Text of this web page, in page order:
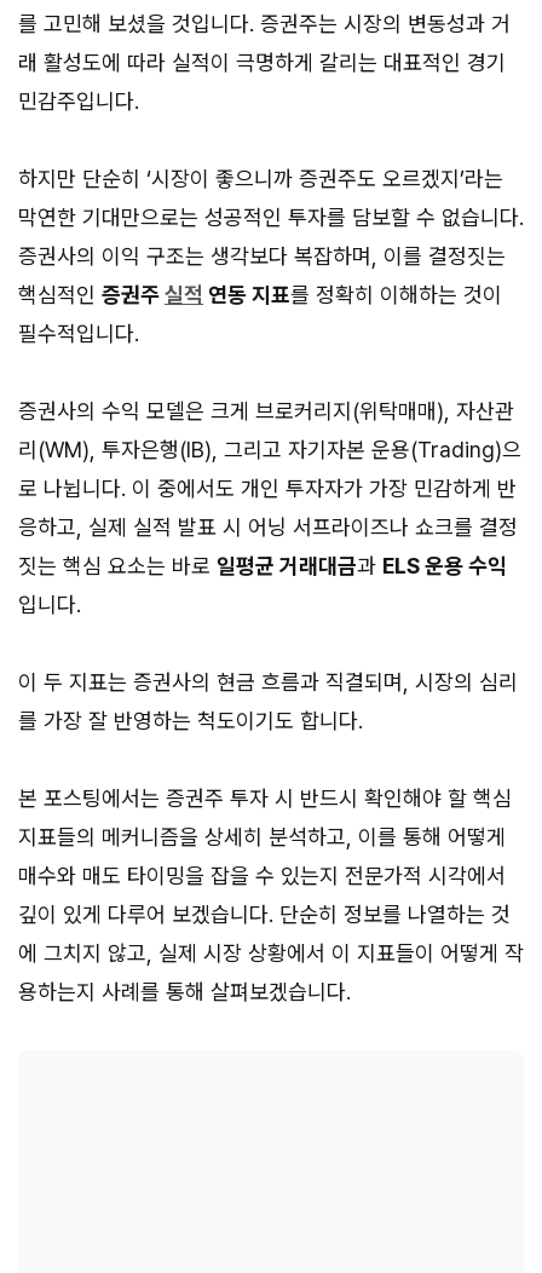
를 고민해 보셨을 것입니다. 증권주는 시장의 변동성과 거
래 활성도에 따라 실적이 극명하게 갈리는 대표적인 경기
민감주입니다.
하지만 단순히 ‘시장이 좋으니까 증권주도 오르겠지’라는
막연한 기대만으로는 성공적인 투자를 담보할 수 없습니다.
증권사의 이익 구조는 생각보다 복잡하며, 이를 결정짓는
핵심적인 증권주실적 연동 지표를 정확히 이해하는 것이
필수적입니다.
증권사의 수익 모델은 크게 브로커리지(위탁매매), 자산관
리(WM), 투자은행(IB), 그리고 자기자본 운용(Trading)으
로 나뉩니다. 이 중에서도 개인 투자자가 가장 민감하게 반
응하고, 실제 실적 발표 시 어닝 서프라이즈나 쇼크를 결정
짓는 핵심 요소는 바로 일평균 거래대금과 ELS 운용 수익
입니다.
이 두 지표는 증권사의 현금 흐름과 직결되며, 시장의 심리
를 가장 잘 반영하는 척도이기도 합니다.
본 포스팅에서는 증권주 투자 시 반드시 확인해야 할 핵심
지표들의 메커니즘을 상세히 분석하고, 이를 통해 어떻게
매수와 매도 타이밍을 잡을 수 있는지 전문가적 시각에서
깊이 있게 다루어 보겠습니다. 단순히 정보를 나열하는 것
에 그치지 않고, 실제 시장 상황에서 이 지표들이 어떻게 작
용하는지 사례를 통해 살펴보겠습니다.